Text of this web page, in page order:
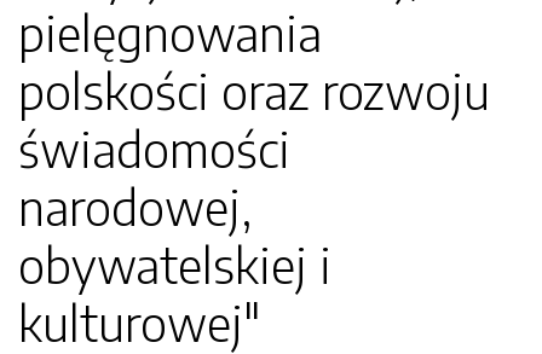
pielęgnowania
polskości oraz rozwoju
świadomości
narodowej,
obywatelskiej i
kulturowej"